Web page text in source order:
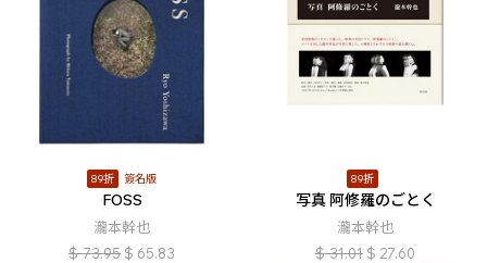
89折 簽名版
FOSS
瀧本幹也
$ 73.95 $ 65.83
89折
写真 阿修羅のごとく
瀧本幹也
$ 31.01 $ 27.60